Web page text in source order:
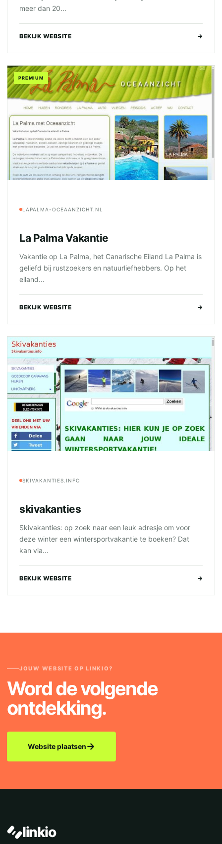
meer dan 20...
BEKIJK WEBSITE →
PREMIUM
LAPALMA-OCEAANZICHT.NL
La Palma Vakantie
Vakantie op La Palma, het Canarische Eiland La Palma is
geliefd bij rustzoekers en natuurliefhebbers. Op het
eiland...
BEKIJK WEBSITE →
SKIVAKANTIES.INFO
skivakanties
Skivakanties: op zoek naar een leuk adresje om voor
deze winter een wintersportvakantie te boeken? Dat
kan via...
BEKIJK WEBSITE →
JOUW WEBSITE OP LINKIO?
Word de volgende
ontdekking.
Website plaatsen→
linkio